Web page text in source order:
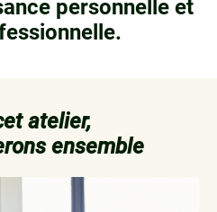
personnelle et
atelier,
ensemble